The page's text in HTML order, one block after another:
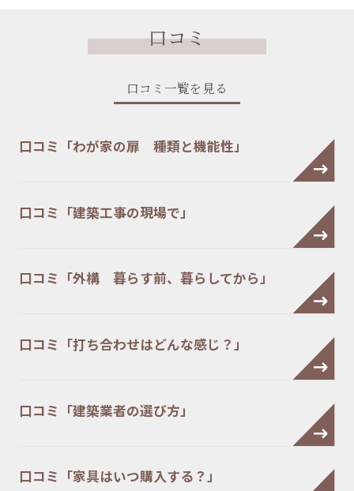
口コミ
口コミ一覧を見る
口コミ「わが家の扉 種類と機能性」
口コミ「建築工事の現場で」
口コミ「外構 暮らす前、暮らしてから」
口コミ「打ち合わせはどんな感じ？」
口コミ「建築業者の選び方」
口コミ「家具はいつ購入する？」